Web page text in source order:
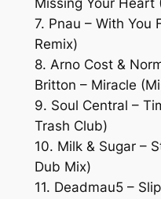
Missing Your Heart
7. Pnau – With You
Remix)
8. Arno Cost &
Britton – Miracle
9. Soul Central –
Trash Club)
10. Milk & Sugar –
Dub Mix)
11. Deadmau5 –